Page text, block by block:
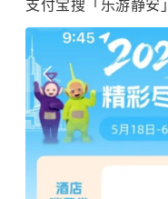
支付宝搜「乐游静安